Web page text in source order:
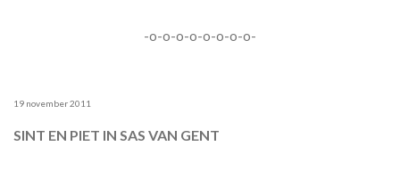
-o-o-o-o-o-o-o-o-
19 november 2011
SINT EN PIET IN SAS VAN GENT